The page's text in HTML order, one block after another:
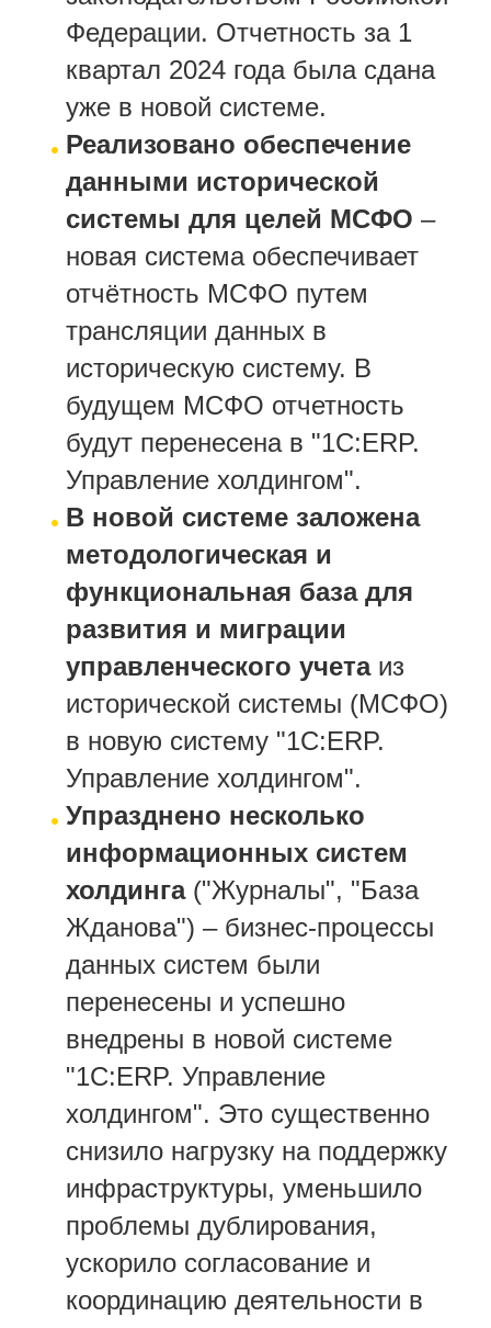
Федерации. Отчетность за 1
квартал 2024 года была сдана
уже в новой системе.
Реализовано обеспечение
данными исторической
системы для целей МСФО –
новая система обеспечивает
отчётность МСФО путем
трансляции данных в
историческую систему. В
будущем МСФО отчетность
будут перенесена в "1С:ERP.
Управление холдингом".
В новой системе заложена
методологическая и
функциональная база для
развития и миграции
управленческого учетаиз
исторической системы (МСФО)
в новую систему "1С:ERP.
Управление холдингом".
Упразднено несколько
информационных систем
холдинга("Журналы", "База
Жданова") – бизнес-процессы
данных систем были
перенесены и успешно
внедрены в новой системе
"1С:ERP. Управление
холдингом". Это существенно
снизило нагрузку на поддержку
инфраструктуры, уменьшило
проблемы дублирования,
ускорило согласование и
координацию деятельности в